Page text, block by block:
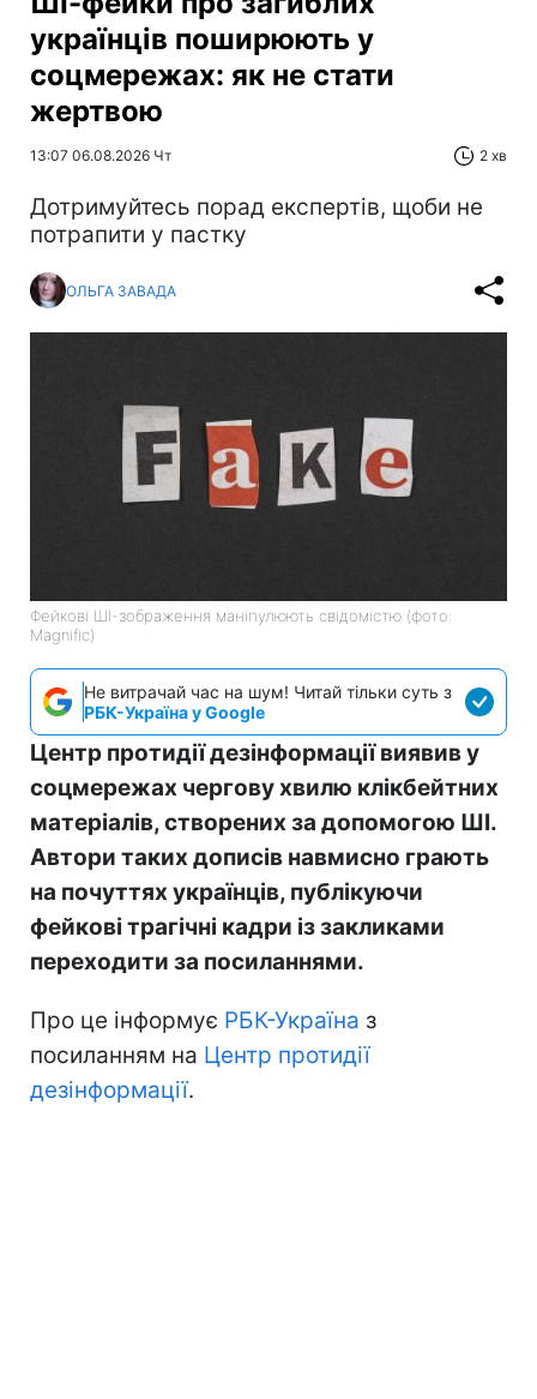
українців поширюють у
соцмережах: як не стати
жертвою
13:07 06.08.2026 Чт 2 хв
Дотримуйтесь порад експертів, щоби не
потрапити у пастку
ОЛЬГА ЗАВАДА
Фейкові ШІ-зображення маніпулюють свідомістю (фото:
Magnific)
Не витрачай час на шум! Читай тільки суть з
РБК-Україна у Google
Центр протидії дезінформації виявив у
соцмережах чергову хвилю клікбейтних
матеріалів, створених за допомогою ШІ.
Автори таких дописів навмисно грають
на почуттях українців, публікуючи
фейкові трагічні кадри із закликами
переходити за посиланнями.
Про це інформує РБК-Україна з
посиланням на Центр протидії
дезінформації.